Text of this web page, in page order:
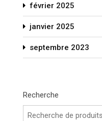
février 2025
janvier 2025
septembre 2023
Recherche